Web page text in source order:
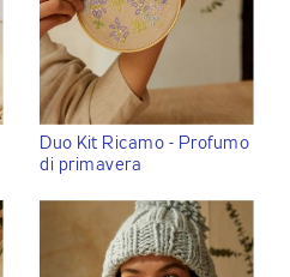
Duo Kit Ricamo - Profumo
di primavera